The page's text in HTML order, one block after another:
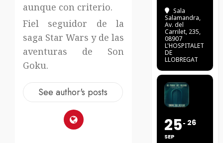
aunque con criterio.
Fiel seguidor de la
saga Star Wars y de las
aventuras de Son
Goku.
See author's posts
Sala
Salamandra,
Av. del
Carrilet, 235,
08907
L'HOSPITALET
DE
LLOBREGAT
25
SEP
26